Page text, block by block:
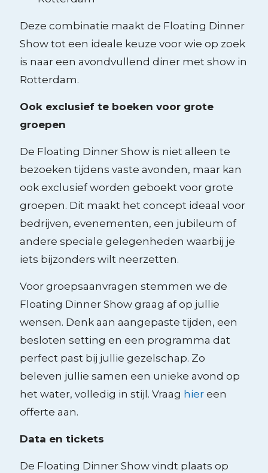
Deze combinatie maakt de Floating Dinner
Show tot een ideale keuze voor wie op zoek
is naar een avondvullend diner met show in
Rotterdam.
Ook exclusief te boeken voor grote
groepen
De Floating Dinner Show is niet alleen te
bezoeken tijdens vaste avonden, maar kan
ook exclusief worden geboekt voor grote
groepen. Dit maakt het concept ideaal voor
bedrijven, evenementen, een jubileum of
andere speciale gelegenheden waarbij je
iets bijzonders wilt neerzetten.
Voor groepsaanvragen stemmen we de
Floating Dinner Show graag af op jullie
wensen. Denk aan aangepaste tijden, een
besloten setting en een programma dat
perfect past bij jullie gezelschap. Zo
beleven jullie samen een unieke avond op
het water, volledig in stijl. Vraag hier een
offerte aan.
Data en tickets
De Floating Dinner Show vindt plaats op